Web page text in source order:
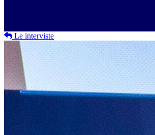
Le interviste